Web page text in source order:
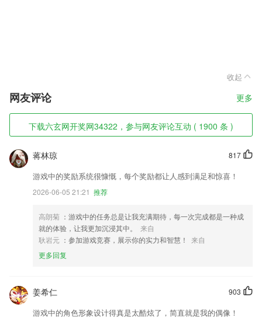
收起
网友评论 更多
下载六玄网开奖网34322，参与网友评论互动 ( 1900 条 )
817
蒋林琼
游戏中的奖励系统很慷慨，每个奖励都让人感到满足和惊喜！
2026-06-05 21:21 推荐
高朗菊 ：游戏中的任务总是让我充满期待，每一次完成都是一种成
就的体验，让我更加沉浸其中。
来自
耿岩元 ：参加游戏竞赛，展示你的实力和智慧！
来自
更多回复
903
姜希仁
游戏中的角色形象设计得真是太酷炫了，简直就是我的偶像！